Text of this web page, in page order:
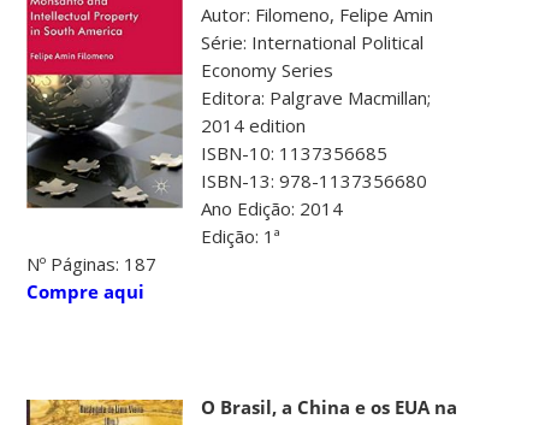
Autor: Filomeno, Felipe Amin
Série: International Political
Economy Series
Editora: Palgrave Macmillan;
2014 edition
ISBN-10: 1137356685
ISBN-13: 978-1137356680
Ano Edição: 2014
Edição: 1ª
Nº Páginas: 187
Compre aqui
O Brasil, a China e os EUA na